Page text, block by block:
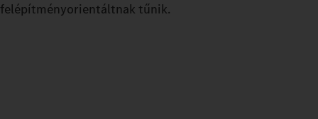
felépítményorientáltnak tűnik.